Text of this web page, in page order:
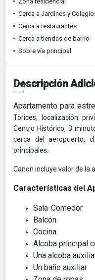
Cerca a Jardines y
Cerca a restaurantes
Cerca a tiendas de barrio
Sobre vía principal
Descripción
Apartamento para
Torices, localización
Centro Histórico, 3
cerca del aeropuerto,
principales.
Canon incluye valor de la
Características del
Sala-Comedor
Balcón
Cocina
Alcoba principal
Una alcoba
Un baño auxiliar